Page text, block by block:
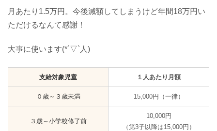
月あたり1.5万円。今後減額してしまうけど年間18万円い
ただけるなんて感謝！
大事に使います(*´▽`人)
支給対象児童 １人あたり月額
０歳～３歳未満 15,000円（一律）
３歳～小学校修了前
10,000円
（第3子以降は15,000円）